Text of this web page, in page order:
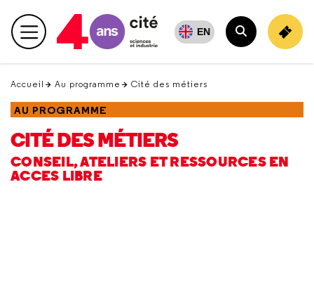
en
haut Menu principal EN
Rechercher
Accueil Au programme Cité des métiers
AU PROGRAMME
CITÉ DES MÉTIERS
CONSEIL, ATELIERS ET RESSOURCES EN
ACCES LIBRE